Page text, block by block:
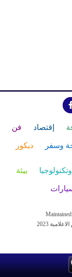
إقتصاد فن
وسفر ديكور
بيئة